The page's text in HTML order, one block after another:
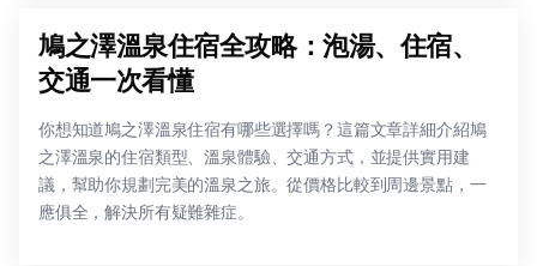
鳩之澤溫泉住宿全攻略：泡湯、住宿、
交通一次看懂
你想知道鳩之澤溫泉住宿有哪些選擇嗎？這篇文章詳細介紹鳩
之澤溫泉的住宿類型、溫泉體驗、交通方式，並提供實用建
議，幫助你規劃完美的溫泉之旅。從價格比較到周邊景點，一
應俱全，解決所有疑難雜症。